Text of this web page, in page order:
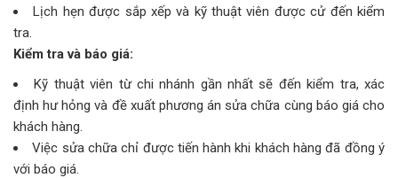
Lịch hẹn được sắp xếp và kỹ thuật viên được cử đến kiểm
tra.
Kiểm tra và báo giá:
Kỹ thuật viên từ chi nhánh gần nhất sẽ đến kiểm tra, xác
định hư hỏng và đề xuất phương án sửa chữa cùng báo giá cho
khách hàng.
Việc sửa chữa chỉ được tiến hành khi khách hàng đã đồng ý
với báo giá.